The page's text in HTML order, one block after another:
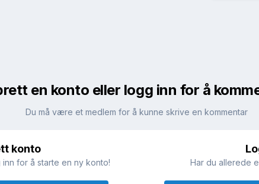
en konto eller logg inn for å
Du må være et medlem for å kunne skrive en kommentar
konto
for å starte en ny konto! Har du allerede